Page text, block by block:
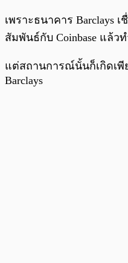
เพราะธนาคาร Barclays
สัมพันธ์กับ Coinbase แล้ว
แต่สถานการณ์นั้นก็เกิดเพี
Barclays